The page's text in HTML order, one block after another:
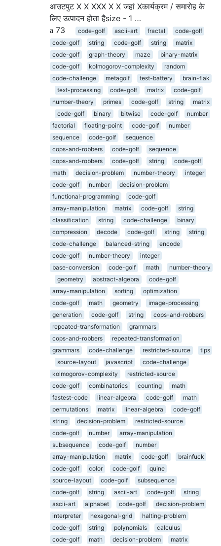
आउटपुट X X XXX X X जहां Xकार्यक्रम / समारोह के
लिए उत्पादन होता हैsize - 1 …
73
code-golf ascii-art fractal
code-golf
code-golf
string code-golf string
matrix
code-golf
graph-theory maze
binary-matrix
code-golf
kolmogorov-complexity
random
code-challenge
metagolf test-battery
brain-flak
text-processing
code-golf matrix
code-golf
number-theory
primes code-golf string
matrix
code-golf
binary bitwise code-golf
number
factorial
floating-point code-golf
number
sequence
code-golf
sequence
cops-and-robbers
code-golf
sequence
cops-and-robbers
code-golf string
code-golf
math
decision-problem number-theory
integer
code-golf
number
decision-problem
functional-programming
code-golf
array-manipulation
matrix code-golf
string
classification
string code-challenge
binary
compression
decode code-golf string
string
code-challenge
balanced-string
encode
code-golf
number-theory
integer
base-conversion
code-golf math
number-theory
geometry
abstract-algebra
code-golf
array-manipulation
sorting
optimization
code-golf
math geometry
image-processing
generation
code-golf string
cops-and-robbers
repeated-transformation
grammars
cops-and-robbers
repeated-transformation
grammars
code-challenge restricted-source
tips
source-layout
javascript
code-challenge
kolmogorov-complexity
restricted-source
code-golf
combinatorics counting
math
fastest-code
linear-algebra code-golf
math
permutations
matrix linear-algebra
code-golf
string
decision-problem
restricted-source
code-golf
number
array-manipulation
subsequence
code-golf
number
array-manipulation
matrix code-golf
brainfuck
code-golf
color code-golf
quine
source-layout
code-golf
subsequence
code-golf
string ascii-art code-golf
string
ascii-art
alphabet code-golf
decision-problem
interpreter
hexagonal-grid
halting-problem
code-golf
string polynomials
calculus
code-golf
math decision-problem
matrix